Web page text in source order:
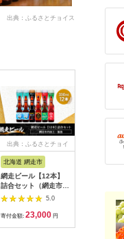
出典：ふるさとチョイス
出典：ふるさとチョイ
北海道 網走市
網走ビール【12本】
詰合セット（網走市内
加工・製造）
5.0
寄付金額: 23,000 円
出典：
0103_(都
ビール 霧
バー ス
日向夏